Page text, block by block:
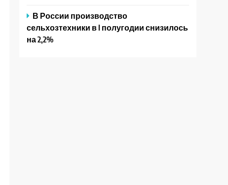
В России производство
сельхозтехники в I полугодии снизилось
на 2,2%